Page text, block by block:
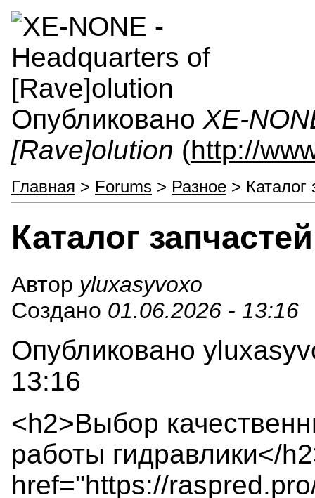
Опубликовано XE-
[Rave]olution (http://
Главная > Forums > Разное > Каталог
Каталог
Автор yluxasyvoxo
Создано 01.06.2026 - 13:16
Опубликовано
13:16
<h2>Выбор
работы гидравлики</
href="https://